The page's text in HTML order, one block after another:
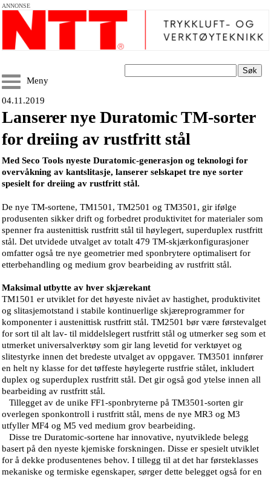
ANNONSE
Søk
Meny
04.11.2019
Lanserer nye Duratomic TM-sorter
for dreiing av rustfritt stål
Med Seco Tools nyeste Duratomic-generasjon og teknologi for
overvåkning av kantslitasje, lanserer selskapet tre nye sorter
spesielt for dreiing av rustfritt stål.
De nye TM-sortene, TM1501, TM2501 og TM3501, gir ifølge
produsenten sikker drift og forbedret produktivitet for materialer som
spenner fra austenittisk rustfritt stål til høylegert, superduplex rustfritt
stål. Det utvidede utvalget av totalt 479 TM-skjærkonfigurasjoner
omfatter også tre nye geometrier med sponbrytere optimalisert for
etterbehandling og medium grov bearbeiding av rustfritt stål.
Maksimal utbytte av hver skjærekant
TM1501 er utviklet for det høyeste nivået av hastighet, produktivitet
og slitasjemotstand i stabile kontinuerlige skjæreprogrammer for
komponenter i austenittisk rustfritt stål. TM2501 bør være førstevalget
for sort til alt lav- til middelslegert rustfritt stål og utmerker seg som et
utmerket universalverktøy som gir lang levetid for verktøyet og
slitestyrke innen det bredeste utvalget av oppgaver. TM3501 innfører
en helt ny klasse for det tøffeste høylegerte rustfrie stålet, inkludert
duplex og superduplex rustfritt stål. Det gir også god ytelse innen all
bearbeiding av rustfritt stål.
Tillegget av de unike FF1-sponbryterne på TM3501-sorten gir
overlegen sponkontroll i rustfritt stål, mens de nye MR3 og M3
utfyller MF4 og M5 ved medium grov bearbeiding.
Disse tre Duratomic-sortene har innovative, nyutviklede belegg
basert på den nyeste kjemiske forskningen. Disse er spesielt utviklet
for å dekke produsentenes behov. I tillegg til at det har førsteklasses
mekaniske og termiske egenskaper, sørger dette belegget også for en